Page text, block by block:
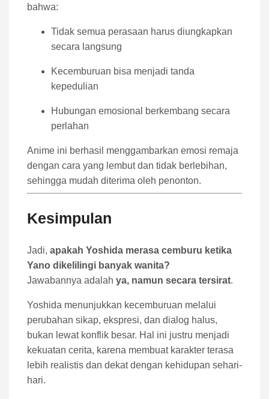
bahwa:
Tidak semua perasaan harus diungkapkan
secara langsung
Kecemburuan bisa menjadi tanda
kepedulian
Hubungan emosional berkembang secara
perlahan
Anime ini berhasil menggambarkan emosi remaja
dengan cara yang lembut dan tidak berlebihan,
sehingga mudah diterima oleh penonton.
Kesimpulan
Jadi, apakah Yoshida merasa cemburu ketika
Yano dikelilingi banyak wanita?
Jawabannya adalah ya, namun secara tersirat.
Yoshida menunjukkan kecemburuan melalui
perubahan sikap, ekspresi, dan dialog halus,
bukan lewat konflik besar. Hal ini justru menjadi
kekuatan cerita, karena membuat karakter terasa
lebih realistis dan dekat dengan kehidupan sehari-
hari.